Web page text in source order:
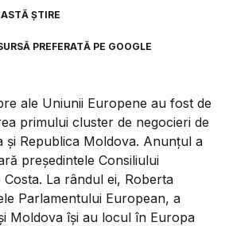
ȘTIRE
PREFERATĂ PE GOOGLE
ale Uniunii Europene au fost de
primului cluster de negocieri de
și Republica Moldova. Anunțul a
președintele Consiliului
La rândul ei, Roberta
Parlamentului European, a
Moldova își au locul în Europa